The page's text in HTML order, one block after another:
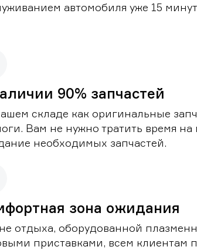
автомобиля уже 15
90% запчастей
складе как оригинальные
Вам не нужно тратить время на
необходимых запчастей.
зона ожидания
отдыха, оборудованной
приставками, всем клиентам